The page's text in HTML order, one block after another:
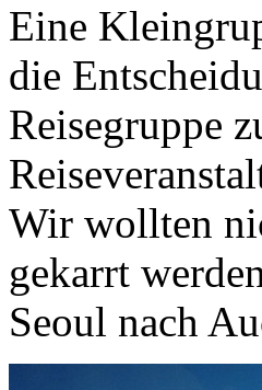
Eine
die
Reisegruppe
Wir wollten
gekarrt
Seoul nach